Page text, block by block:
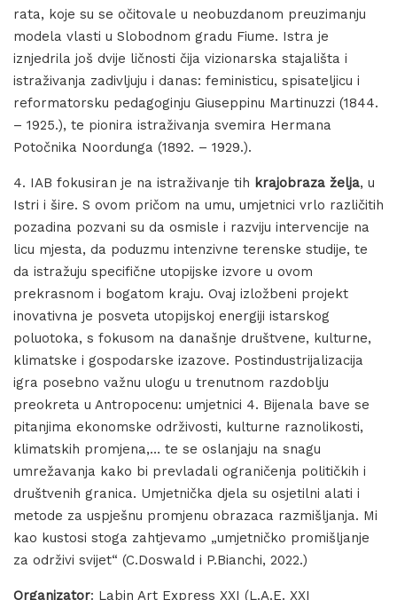
rata, koje su se očitovale u neobuzdanom preuzimanju
modela vlasti u Slobodnom gradu Fiume. Istra je
iznjedrila još dvije ličnosti čija vizionarska stajališta i
istraživanja zadivljuju i danas: feministicu, spisateljicu i
reformatorsku pedagoginju Giuseppinu Martinuzzi (1844.
– 1925.), te pionira istraživanja svemira Hermana
Potočnika Noordunga (1892. – 1929.).
4. IAB fokusiran je na istraživanje tih krajobraza želja, u
Istri i šire. S ovom pričom na umu, umjetnici vrlo različitih
pozadina pozvani su da osmisle i razviju intervencije na
licu mjesta, da poduzmu intenzivne terenske studije, te
da istražuju specifične utopijske izvore u ovom
prekrasnom i bogatom kraju. Ovaj izložbeni projekt
inovativna je posveta utopijskoj energiji istarskog
poluotoka, s fokusom na današnje društvene, kulturne,
klimatske i gospodarske izazove. Postindustrijalizacija
igra posebno važnu ulogu u trenutnom razdoblju
preokreta u Antropocenu: umjetnici 4. Bijenala bave se
pitanjima ekonomske održivosti, kulturne raznolikosti,
klimatskih promjena,… te se oslanjaju na snagu
umrežavanja kako bi prevladali ograničenja političkih i
društvenih granica. Umjetnička djela su osjetilni alati i
metode za uspješnu promjenu obrazaca razmišljanja. Mi
kao kustosi stoga zahtjevamo „umjetničko promišljanje
za održivi svijet“ (C.Doswald i P.Bianchi, 2022.)
Organizator: Labin Art Express XXI (L.A.E. XXI